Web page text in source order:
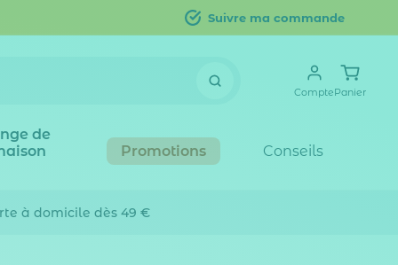
Suivre ma commande
ComptePanier
de
Promotions Conseils
à domicile dès 49 €